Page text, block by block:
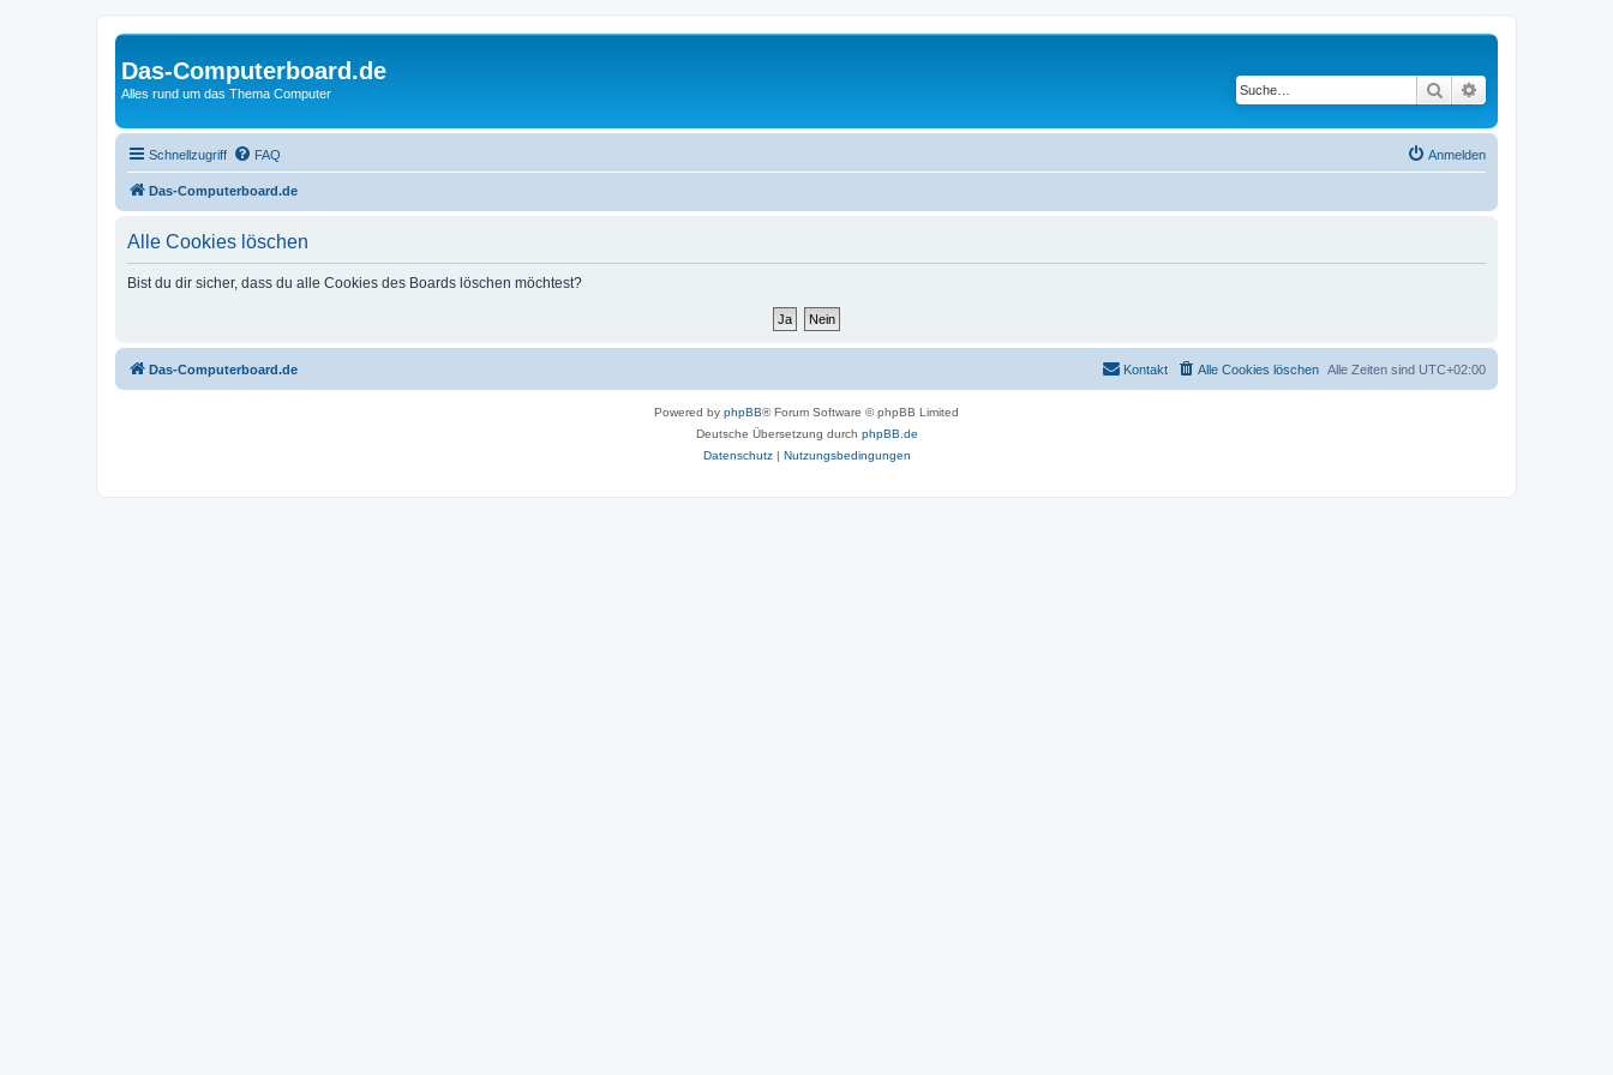
Das-Computerboard.de
Alles rund um das Thema Computer Suche
Schnellzugriff FAQ Anmelden
Das-Computerboard.de
Alle Cookies löschen
Bist du dir sicher, dass du alle Cookies des Boards löschen möchtest?
Das-Computerboard.de Alle Zeiten sind UTC+02:00
Alle Cookies löschen
Kontakt
Powered by phpBB® Forum Software © phpBB Limited
Deutsche Übersetzung durch phpBB.de
Datenschutz| Nutzungsbedingungen